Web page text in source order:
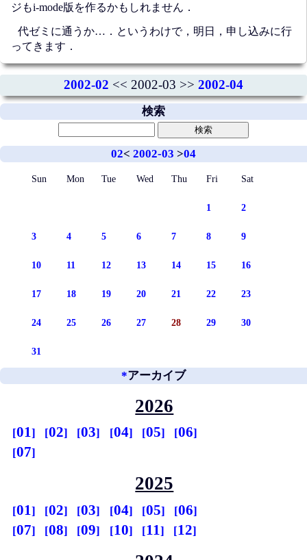
ジもi-mode版を作るかもしれません．
代ゼミに通うか…．というわけで，明日，申し込みに行
ってきます．
2002-02 << 2002-03 >> 2002-04
検索
02< 2002-03 >04
Sun Mon Tue Wed Thu Fri Sat
1 2
3 4 5 6 7 8 9
10 11 12 13 14 15 16
17 18 19 20 21 22 23
24 25 26 27 28 29 30
31
*アーカイブ
2026
01 02 03 04 05
06
07
2025
01 02 03 04 05
06
07
08 09 10 11 12